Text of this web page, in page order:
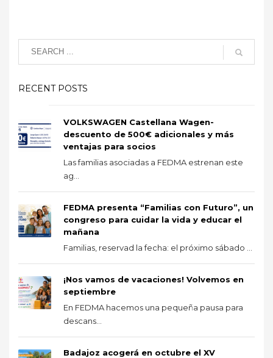
RECENT POSTS
VOLKSWAGEN Castellana Wagen-
descuento de 500€ adicionales y más
ventajas para socios
Las familias asociadas a FEDMA estrenan este
ag...
FEDMA presenta “Familias con Futuro”, un
congreso para cuidar la vida y educar el
mañana
Familias, reservad la fecha: el próximo sábado ...
¡Nos vamos de vacaciones! Volvemos en
septiembre
En FEDMA hacemos una pequeña pausa para
descans...
Badajoz acogerá en octubre el XV